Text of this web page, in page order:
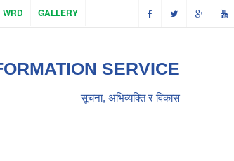
WRD GALLERY
SERVICE
सूचना, अभिव्यक्ति र विकास